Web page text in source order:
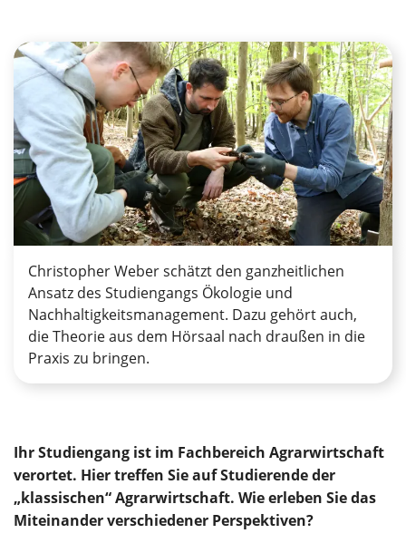
Christopher Weber schätzt den ganzheitlichen
Ansatz des Studiengangs Ökologie und
Nachhaltigkeitsmanagement. Dazu gehört auch,
die Theorie aus dem Hörsaal nach draußen in die
Praxis zu bringen.
Ihr Studiengang ist im Fachbereich Agrarwirtschaft
verortet. Hier treffen Sie auf Studierende der
„klassischen“ Agrarwirtschaft. Wie erleben Sie das
Miteinander verschiedener Perspektiven?